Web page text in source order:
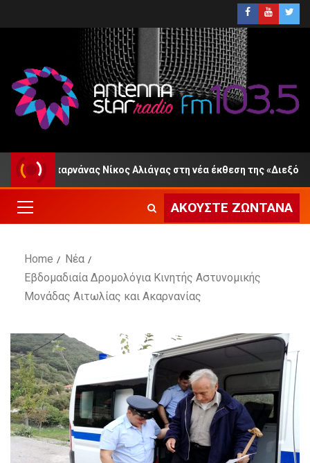
Νίκος Αλιάγας στη νέα έκθεση της «Διεξόδου»
ΑΚΟΎΣΤΕ ΖΩΝΤΑΝΆ
Home
Νέα
Εβδομαδιαία Δρομολόγια Κινητής Αστυνομικής
Μονάδας Αιτωλίας και Ακαρνανίας